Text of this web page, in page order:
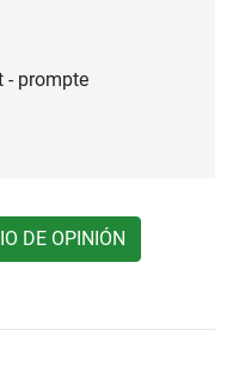
- prompte
DE OPINIÓN